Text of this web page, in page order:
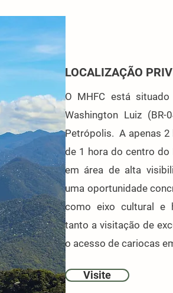
LOCALIZAÇÃO
O MHFC está
Washington Luiz
Petrópolis. A apenas 2
de 1 hora do centro do
em área de alta
uma oportunidade
como eixo cultural e
tanto a visitação de
o acesso de cariocas
Visite